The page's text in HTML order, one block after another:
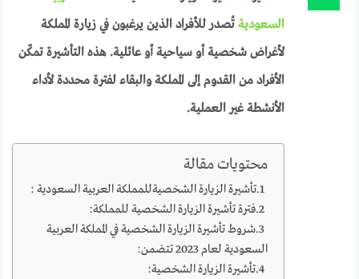
السعودية تُصدر للأفراد الذين يرغبون في زيارة المملكة
لأغراض شخصية أو سياحية أو عائلية. هذه التأشيرة تمكّن
الأفراد من القدوم إلى المملكة والبقاء لفترة محددة لأداء
الأنشطة غير العملية.
محتويات مقالة
تأشيرة الزيارة الشخصيةللمملكة العربية السعودية :
فترة تأشيرة الزيارة الشخصية للمملكة:
شروط تأشيرة الزيارة الشخصية في المملكة العربية
السعودية لعام 2023 تتضمن:
تأشيرة الزيارة الشخصية: